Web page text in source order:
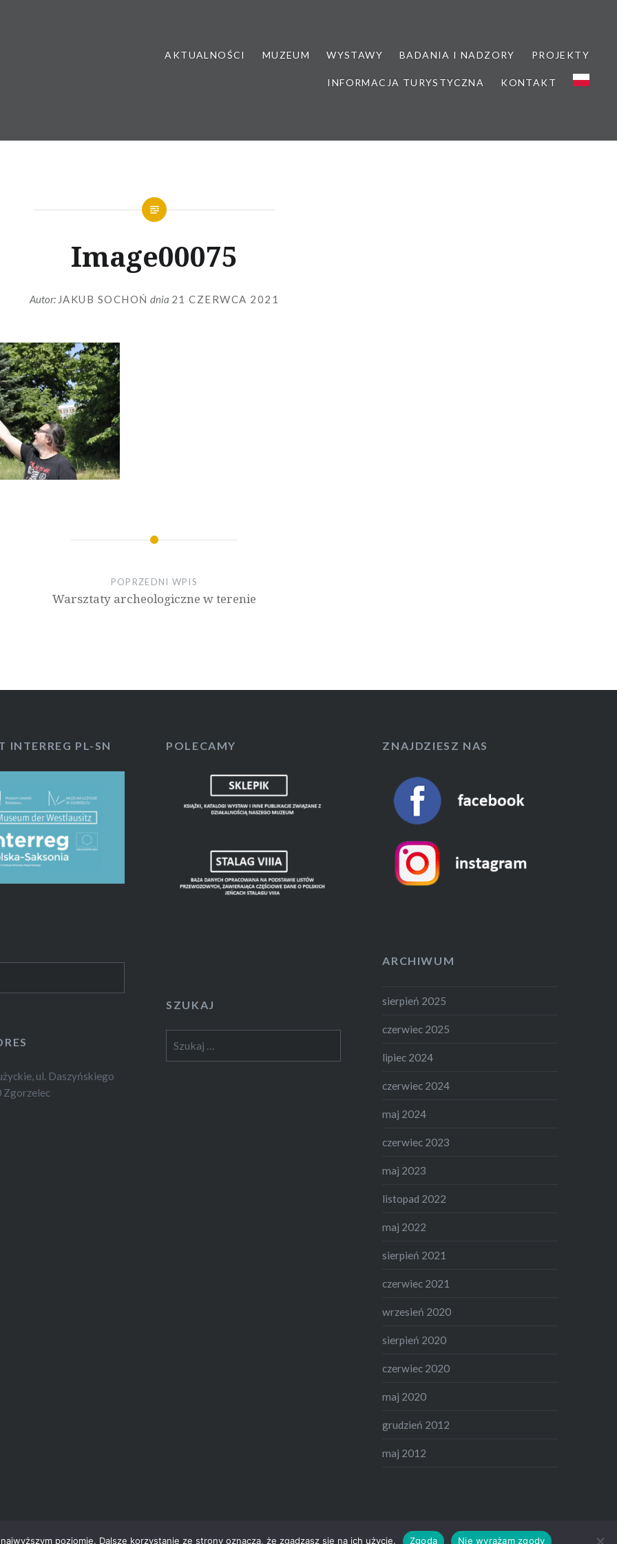
AKTUALNOŚCI MUZEUM WYSTAWY BADANIA I NADZORY PROJEKTY
INFORMACJA TURYSTYCZNA KONTAKT
Image00075
Autor: JAKUB SOCHOŃ dnia 21 CZERWCA 2021
POPRZEDNI WPIS
Warsztaty archeologiczne w terenie
INTERREG PL-SN POLECAMY ZNAJDZIESZ NAS
ARCHIWUM
sierpień 2025
czerwiec 2025
lipiec 2024
czerwiec 2024
maj 2024
czerwiec 2023
maj 2023
listopad 2022
maj 2022
sierpień 2021
czerwiec 2021
wrzesień 2020
sierpień 2020
czerwiec 2020
maj 2020
grudzień 2012
maj 2012
SZUKAJ
ul. Daszyńskiego
Zgorzelec
poziomie. Dalsze korzystanie ze strony oznacza, że zgadzasz się na ich użycie. Zgoda Nie wyrażam zgody